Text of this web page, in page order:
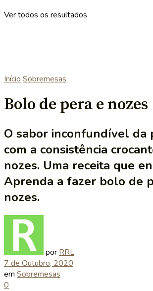
Ver todos os resultados
Início Sobremesas
Bolo de pera e nozes
O sabor inconfundível da
com a consistência
nozes. Uma receita que
Aprenda a fazer bolo de
nozes.
por RRL
7 de Outubro, 2020
em Sobremesas
0